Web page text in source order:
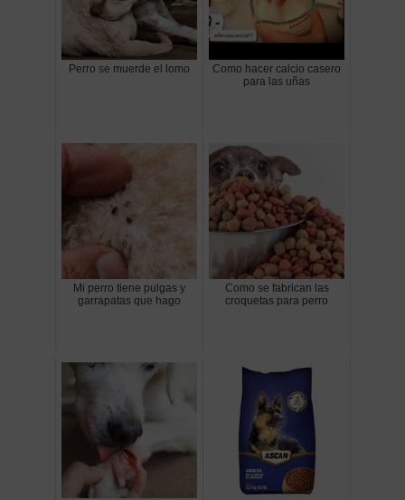
Perro se muerde el lomo
Como hacer calcio casero
para las uñas
Mi perro tiene pulgas y
garrapatas que hago
Como se fabrican las
croquetas para perro